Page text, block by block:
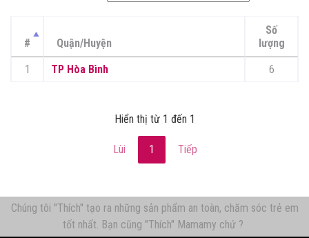
# Quận/Huyện
Số
lượng
1
TP Hòa Bình 6
Hiển thị từ 1 đến 1
Lùi 1 Tiếp
Chúng tôi "Thích" tạo ra những sản phẩm an toàn, chăm sóc trẻ em
tốt nhất. Bạn cũng "Thích" Mamamy chứ ?